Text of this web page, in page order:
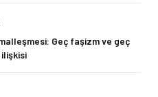
Geç faşizm ve geç